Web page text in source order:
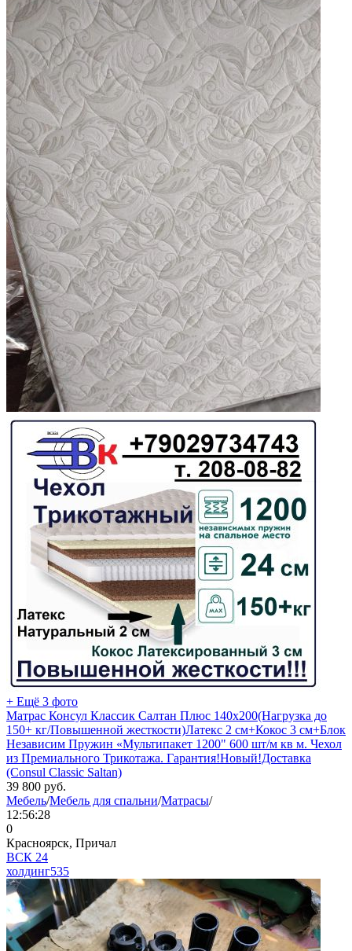
+ Ещё 3 фото
Матрас Консул Классик Салтан Плюс 140х200(Нагрузка до
150+ кг/Повышенной жесткости)Латекс 2 см+Кокос 3 см+Блок
Независим Пружин «Mультипакет 1200" 600 шт/м кв м. Чехол
из Премиального Трикотажа. Гарантия!Новый!Доставка
(Consul Classic Saltan)
39 800 руб.
Мебель/Мебель для спальни/Матрасы/
12:56:28
0
Красноярск, Причал
ВСК 24
холдинг535